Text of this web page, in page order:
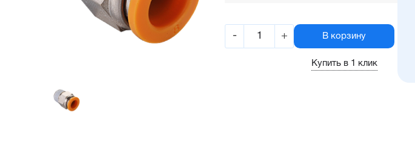
- + В корзину
Купить в 1 клик